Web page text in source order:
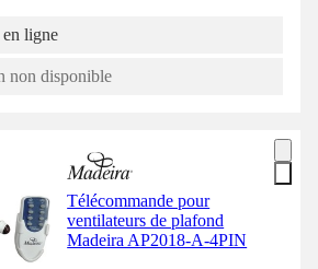
ligne
non disponible
Télécommande pour
ventilateurs de plafond
Madeira AP2018-A-4PIN